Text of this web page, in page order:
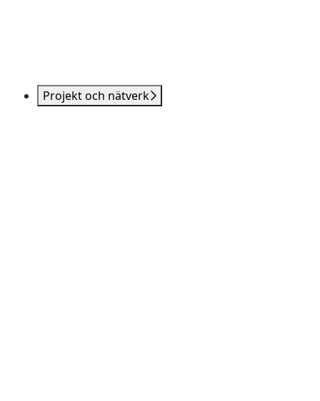
Projekt och nätverk